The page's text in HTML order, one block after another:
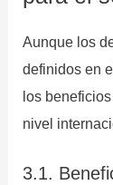
Aunque los
definidos en
los
nivel
3.1.